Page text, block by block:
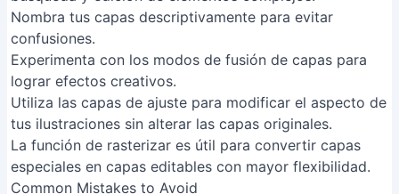
La función de rasterizar es útil para convertir capas
especiales en capas editables con mayor flexibilidad.
Common Mistakes to Avoid
1. No usar las máscaras de capa correctamente
Razón : Las máscaras de capa permiten editar partes
específicas de una capa sin afectar el resto, pero si no
se utilizan o se usan incorrectamente, se pueden
realizar ediciones indeseadas en toda la capa.
Solución: Aprende a crear y usar máscaras de capa